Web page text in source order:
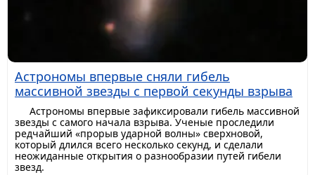
Астрономы впервые сняли гибель
массивной звезды с первой секунды взрыва
Астрономы впервые зафиксировали гибель массивной
звезды с самого начала взрыва. Ученые проследили
редчайший «прорыв ударной волны» сверхновой,
который длился всего несколько секунд, и сделали
неожиданные открытия о разнообразии путей гибели
звезд.